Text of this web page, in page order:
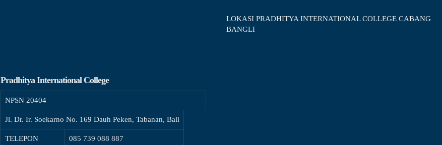
Pradhitya International College
NPSN 20404
Jl. Dr. Ir. Soekarno No. 169 Dauh Peken, Tabanan, Bali
TELEPON 085 739 088 887
LOKASI PRADHITYA INTERNATIONAL COLLEGE CABANG
BANGLI